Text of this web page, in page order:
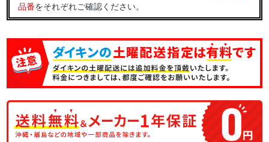
品番をそれぞれご確認ください。